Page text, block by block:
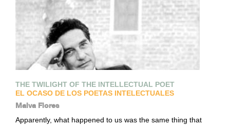
THE TWILIGHT OF THE INTELLECTUAL POET
EL OCASO DE LOS POETAS INTELECTUALES
Malva Flores
Apparently, what happened to us was the same thing that